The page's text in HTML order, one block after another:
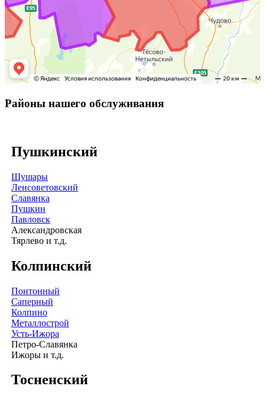
Районы нашего обслуживания
Пушкинский
Шушары
Ленсоветовский
Славянка
Пушкин
Павловск
Александровская
Тярлево и т.д.
Колпинский
Понтонный
Саперный
Колпино
Металлострой
Усть-Ижора
Петро-Славянка
Ижоры и т.д.
Тосненский